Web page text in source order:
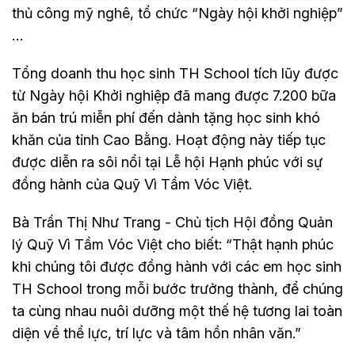
thủ công mỹ nghê, tổ chức “Ngày hội khởi nghiệp”
…
Tổng doanh thu học sinh TH School tích lũy được
từ Ngày hội Khởi nghiệp đã mang được 7.200 bữa
ăn bán trú miễn phí đến dành tặng học sinh khó
khăn của tỉnh Cao Bằng. Hoạt động này tiếp tục
được diễn ra sôi nổi tại Lễ hội Hạnh phúc với sự
đồng hành của Quỹ Vì Tầm Vóc Việt.
Bà Trần Thị Như Trang - Chủ tịch Hội đồng Quản
lý Quỹ Vì Tầm Vóc Việt cho biết: “Thật hạnh phúc
khi chúng tôi được đồng hành với các em học sinh
TH School trong mỗi bước trưởng thành, để chúng
ta cùng nhau nuôi dưỡng một thế hệ tương lai toàn
diện về thể lực, trí lực và tâm hồn nhân văn.”